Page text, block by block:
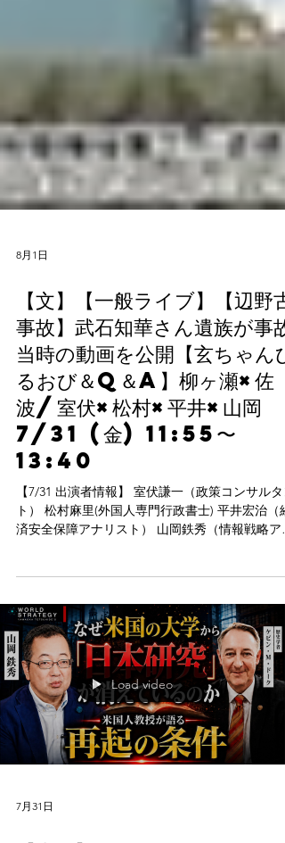
8月1日
【文】【一般ライブ】【辺野古
事故】武石知華さん遺族が事故
当時の動画を公開【玄ちゃんひ
るおび＆Q＆A】柳ヶ瀬×佐
波/室伏×松村×平井×山岡
7/31 (金) 11:55〜
13:40
【7/31 出演者情報】 室伏謙一（政策コンサルタ
Load video